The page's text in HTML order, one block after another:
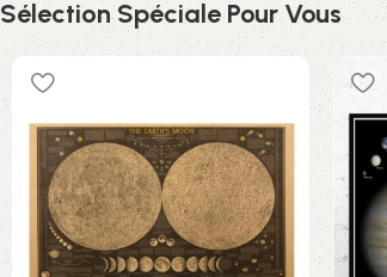
Sélection Spéciale Pour Vous